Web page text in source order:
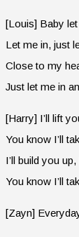
[Louis] Baby
Let me in, just
Close to my
Just let me in
[Harry] I’ll lift
You know I’ll
I’ll build you
You know I’ll
[Zayn]